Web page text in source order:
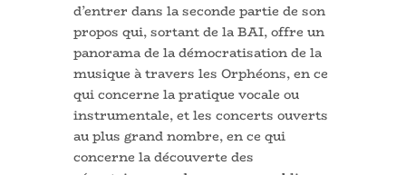
d’entrer dans la seconde partie de son
propos qui, sortant de la BAI, offre un
panorama de la démocratisation de la
musique à travers les Orphéons, en ce
qui concerne la pratique vocale ou
instrumentale, et les concerts ouverts
au plus grand nombre, en ce qui
concerne la découverte des